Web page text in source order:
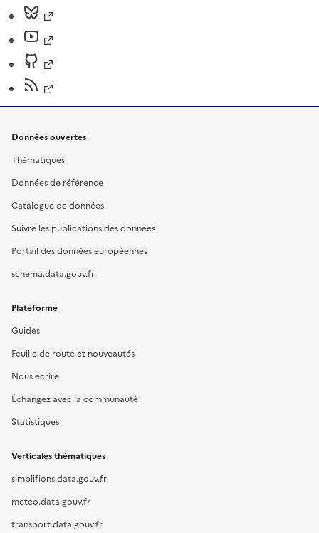
Données ouvertes
Thématiques
Données de référence
Catalogue de données
Suivre les publications des données
Portail des données européennes
schema.data.gouv.fr
Plateforme
Guides
Feuille de route et nouveautés
Nous écrire
Échangez avec la communauté
Statistiques
Verticales thématiques
simplifions.data.gouv.fr
meteo.data.gouv.fr
transport.data.gouv.fr